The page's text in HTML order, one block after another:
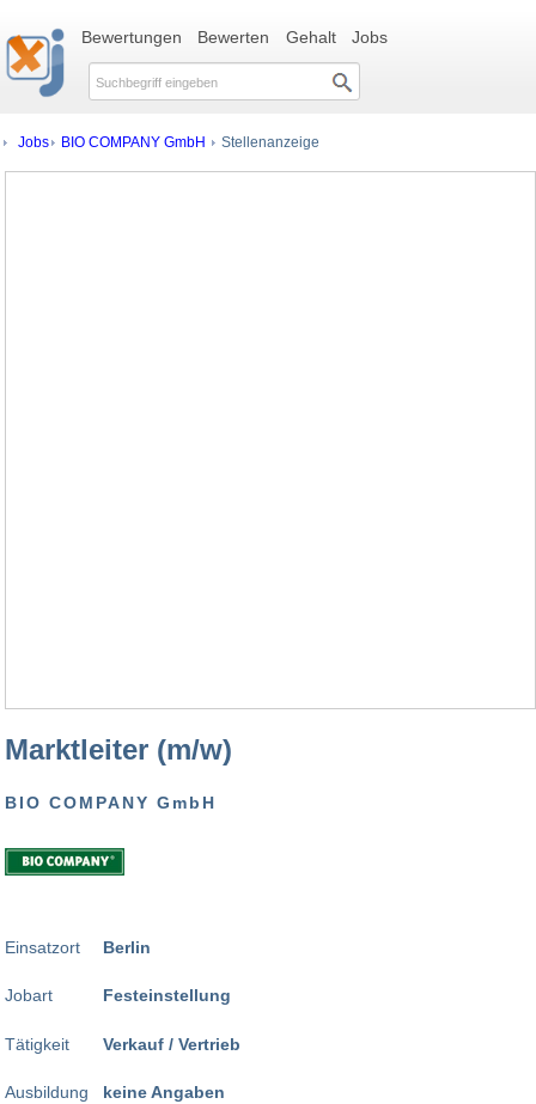
Bewertungen Bewerten Gehalt Jobs
Jobs BIO COMPANY GmbH Stellenanzeige
Marktleiter (m/w)
BIO COMPANY GmbH
Einsatzort
Jobart
Tätigkeit
Ausbildung
Berlin
Festeinstellung
Verkauf / Vertrieb
keine Angaben